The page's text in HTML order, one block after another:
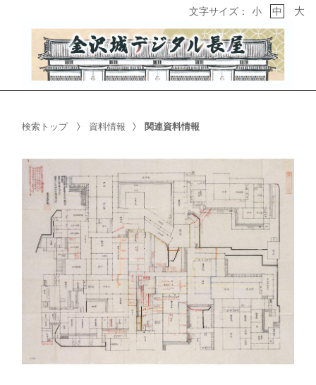
文字サイズ： 小 中 大
検索トップ 資料情報 関連資料情報